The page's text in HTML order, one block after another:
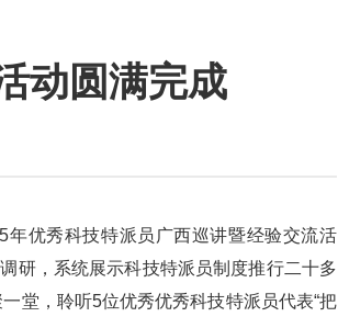
动圆满完成
优秀科技特派员广西巡讲暨经验交流活
研，系统展示科技特派员制度推行二十多
堂，聆听5位优秀优秀科技特派员代表“把